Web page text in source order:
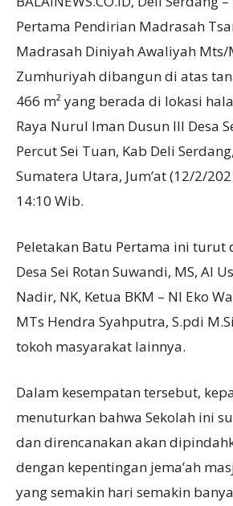
Pertama Pendirian Madrasah
Madrasah Diniyah Awaliyah Mts/
Zumhuriyah dibangun di atas
466 m² yang berada di lokasi
Raya Nurul Iman Dusun lll Desa
Percut Sei Tuan, Kab Deli
Sumatera Utara, Jum’at (12/2/
14:10 Wib.
Peletakan Batu Pertama ini turut
Desa Sei Rotan Suwandi, MS, Al
Nadir, NK, Ketua BKM – NI Eko
MTs Hendra Syahputra, S.pdi
tokoh masyarakat lainnya.
Dalam kesempatan tersebut,
menuturkan bahwa Sekolah ini
dan direncanakan akan
dengan kepentingan jema’ah
yang semakin hari semakin